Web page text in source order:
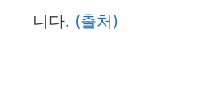
니다. (출처)